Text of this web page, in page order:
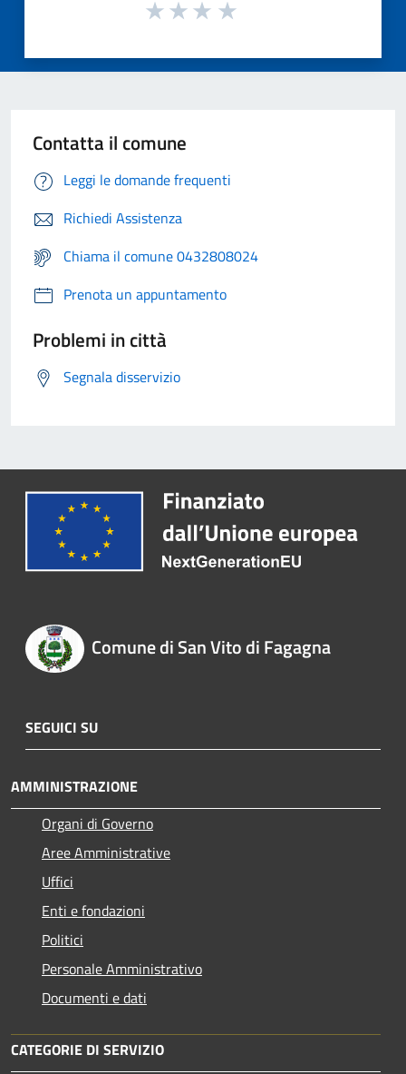
Contatta il comune
Leggi le domande frequenti
Richiedi Assistenza
Chiama il comune 0432808024
Prenota un appuntamento
Problemi in città
Segnala disservizio
Comune di San Vito di Fagagna
SEGUICI SU
AMMINISTRAZIONE
Organi di Governo
Aree Amministrative
Uffici
Enti e fondazioni
Politici
Personale Amministrativo
Documenti e dati
CATEGORIE DI SERVIZIO